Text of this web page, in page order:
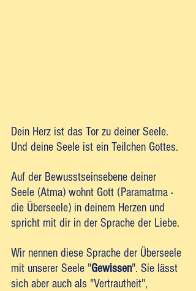
Dein Herz ist das Tor zu deiner Seele.
Und deine Seele ist ein Teilchen Gottes.
Auf der Bewusstseinsebene deiner
Seele (Atma) wohnt Gott (Paramatma -
die Überseele) in deinem Herzen und
spricht mit dir in der Sprache der Liebe.
Wir nennen diese Sprache der Überseele
mit unserer Seele "Gewissen". Sie lässt
sich aber auch als "Vertrautheit",